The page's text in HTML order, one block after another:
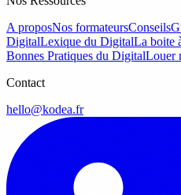
A proposNos formateursConseils
DigitalLexique du DigitalLa boite
Bonnes Pratiques du DigitalLouer
Contact
hello@kodea.fr